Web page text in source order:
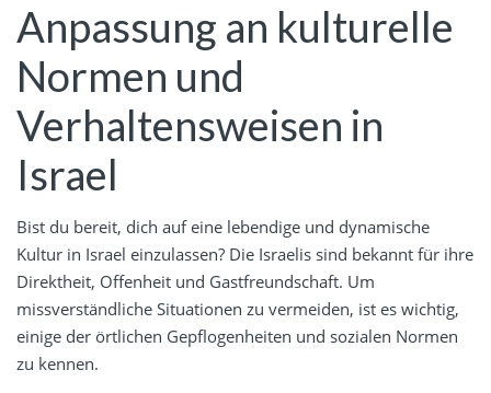
Anpassung an kulturelle
Normen und
Verhaltensweisen in
Israel
Bist du bereit, dich auf eine lebendige und dynamische
Kultur in Israel einzulassen? Die Israelis sind bekannt für ihre
Direktheit, Offenheit und Gastfreundschaft. Um
missverständliche Situationen zu vermeiden, ist es wichtig,
einige der örtlichen Gepflogenheiten und sozialen Normen
zu kennen.